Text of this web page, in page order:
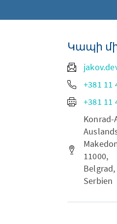
Կապի
+381 11
+381 11
Konrad-
11000,
Belgrad,
Serbien